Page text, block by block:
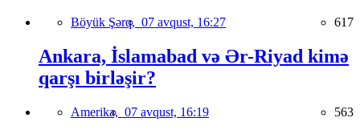
Böyük Şərq, 07 avqust, 16:27 617
Ankara, İslamabad və Ər-Riyad kimə
qarşı birləşir?
Amerika, 07 avqust, 16:19 563